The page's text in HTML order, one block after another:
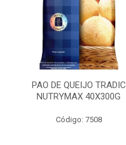
PAO DE QUEIJO TRADIC
NUTRYMAX 40X300G
Código: 7508